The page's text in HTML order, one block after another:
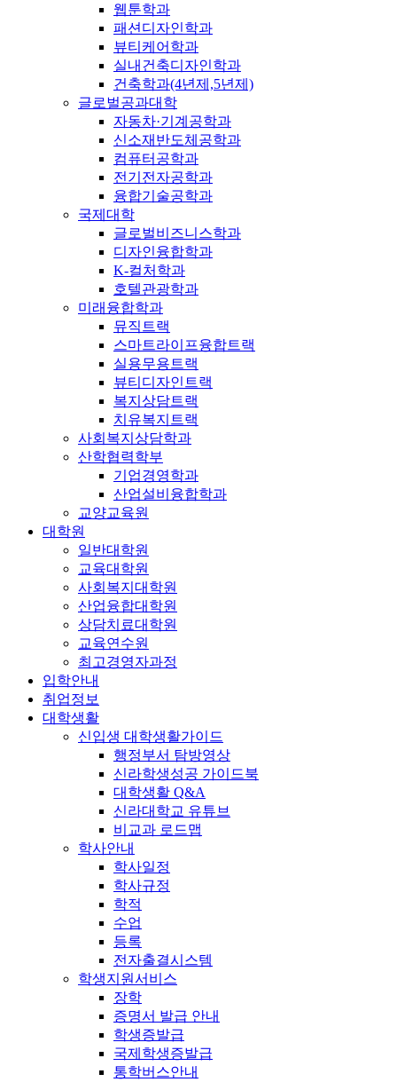
웹툰학과
패션디자인학과
뷰티케어학과
실내건축디자인학과
건축학과(4년제,5년제)
글로벌공과대학
자동차·기계공학과
신소재반도체공학과
컴퓨터공학과
전기전자공학과
융합기술공학과
국제대학
글로벌비즈니스학과
디자인융합학과
K-컬처학과
호텔관광학과
미래융합학과
뮤직트랙
스마트라이프융합트랙
실용무용트랙
뷰티디자인트랙
복지상담트랙
치유복지트랙
사회복지상담학과
산학협력학부
기업경영학과
산업설비융합학과
교양교육원
대학원
일반대학원
교육대학원
사회복지대학원
산업융합대학원
상담치료대학원
교육연수원
최고경영자과정
입학안내
취업정보
대학생활
신입생 대학생활가이드
행정부서 탐방영상
신라학생성공 가이드북
대학생활 Q&A
신라대학교 유튜브
비교과 로드맵
학사안내
학사일정
학사규정
학적
수업
등록
전자출결시스템
학생지원서비스
장학
증명서 발급 안내
학생증발급
국제학생증발급
통학버스안내